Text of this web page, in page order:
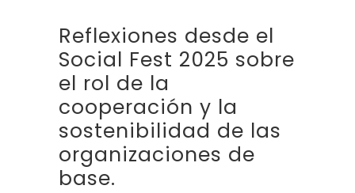
Reflexiones desde el
Social Fest 2025 sobre
el rol de la
cooperación y la
sostenibilidad de las
organizaciones de
base.